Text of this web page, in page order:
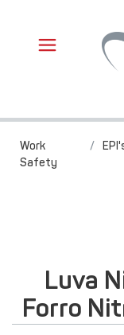
Work
Safety
/
Luva
Forro